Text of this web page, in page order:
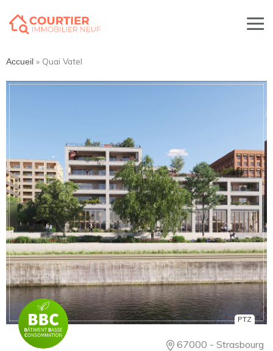
Accueil » Quai Vatel
PTZ
67000 - Strasbourg